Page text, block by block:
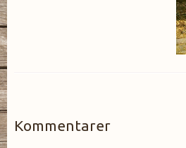
Kommentarer